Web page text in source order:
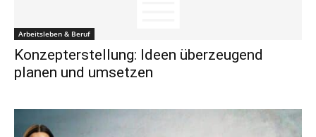
Arbeitsleben & Beruf
Konzepterstellung: Ideen überzeugend
planen und umsetzen